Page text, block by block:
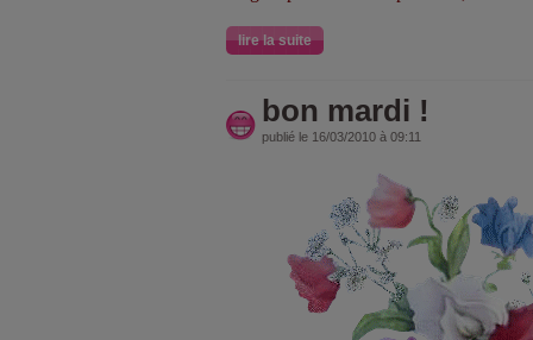
lire la suite
bon mardi !
publié le 16/03/2010 à 09:11